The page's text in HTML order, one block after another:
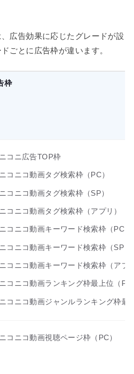
広告効果に応じたグレードが設
ごとに広告枠が違います。
枠
ニコニ広告TOP枠
ニコニコ動画タグ検索枠（PC）
ニコニコ動画タグ検索枠（SP）
ニコニコ動画タグ検索枠（アプリ）
ニコニコ動画キーワード検索枠（PC）
ニコニコ動画キーワード検索枠（SP）
ニコニコ動画キーワード検索枠（アプ
ニコニコ動画ランキング枠最上位（PC
ニコニコ動画ジャンルランキング枠最
ニコニコ動画視聴ページ枠（PC）